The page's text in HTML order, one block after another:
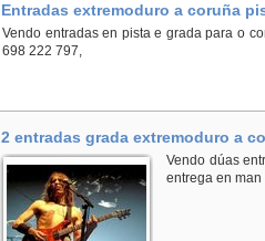
Entradas extremoduro a coruña
Vendo entradas en pista e grada para o
698 222 797,
2 entradas grada extremoduro a
Vendo dúas
entrega en